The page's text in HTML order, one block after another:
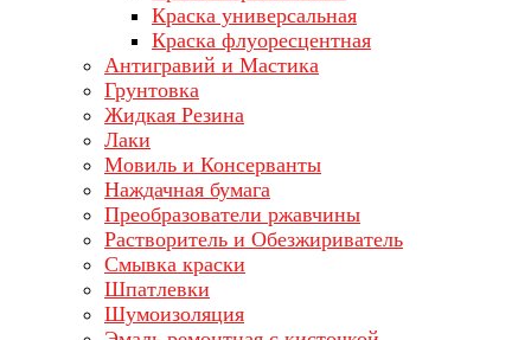
Краска универсальная
Краска флуоресцентная
Антигравий и Мастика
Грунтовка
Жидкая Резина
Лаки
Мовиль и Консерванты
Наждачная бумага
Преобразователи ржавчины
Растворитель и Обезжириватель
Смывка краски
Шпатлевки
Шумоизоляция